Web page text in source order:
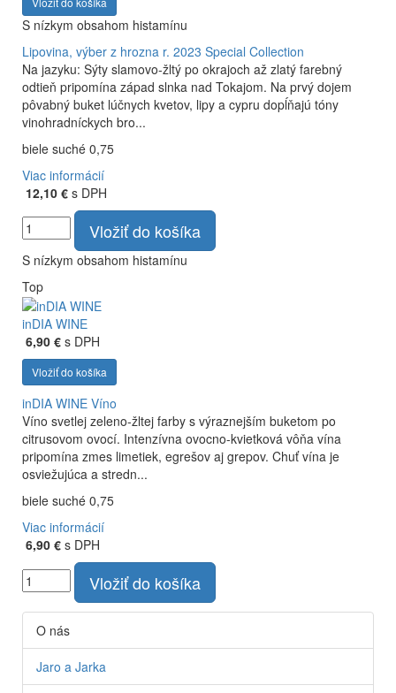
S nízkym obsahom histamínu
Lipovina, výber z hrozna r. 2023 Special Collection
Na jazyku: Sýty slamovo-žltý po okrajoch až zlatý farebný
odtieň pripomína západ slnka nad Tokajom. Na prvý dojem
pôvabný buket lúčnych kvetov, lipy a cypru dopĺňajú tóny
vinohradníckych bro...
biele suché 0,75
Viac informácií
12,10 € s DPH
Vložiť do košíka
S nízkym obsahom histamínu
Top
inDIA WINE
6,90 € s DPH
Vložiť do košíka
inDIA WINE Víno
Víno svetlej zeleno-žltej farby s výraznejším buketom po
citrusovom ovocí. Intenzívna ovocno-kvietková vôňa vína
pripomína zmes limetiek, egrešov aj grepov. Chuť vína je
osviežujúca a stredn...
biele suché 0,75
Viac informácií
6,90 € s DPH
Vložiť do košíka
O nás
Jaro a Jarka